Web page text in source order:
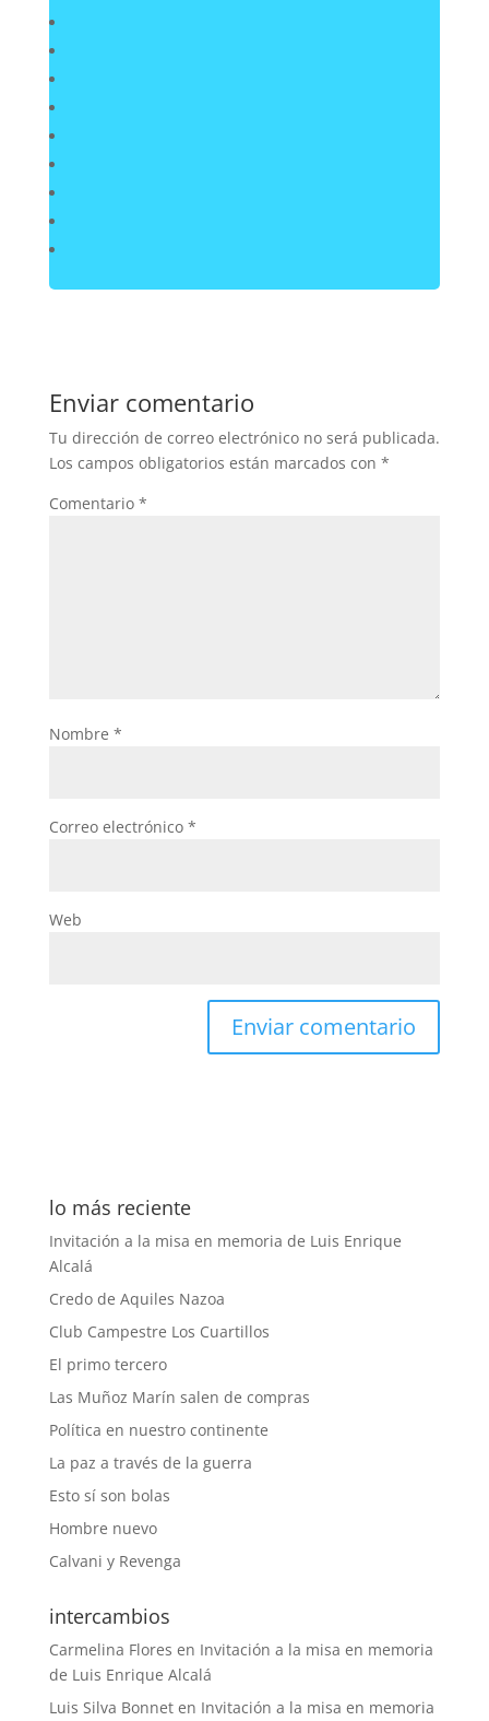
Enviar comentario
Tu dirección de correo electrónico no será publicada.
Los campos obligatorios están marcados con *
Comentario *
Nombre *
Correo electrónico *
Web
lo más reciente
Invitación a la misa en memoria de Luis Enrique
Alcalá
Credo de Aquiles Nazoa
Club Campestre Los Cuartillos
El primo tercero
Las Muñoz Marín salen de compras
Política en nuestro continente
La paz a través de la guerra
Esto sí son bolas
Hombre nuevo
Calvani y Revenga
intercambios
Carmelina Flores en Invitación a la misa en memoria
de Luis Enrique Alcalá
Luis Silva Bonneten Invitación a la misa en memoria